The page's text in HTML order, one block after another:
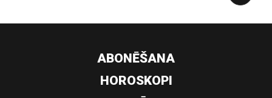
ABONĒŠANA
HOROSKOPI